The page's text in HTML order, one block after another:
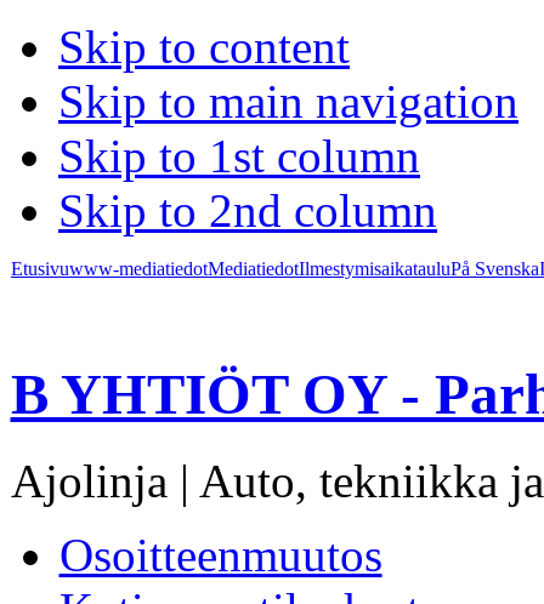
Skip to content
Skip to main navigation
Skip to 1st column
Skip to 2nd column
Etusivuwww-mediatiedotMediatiedotIlmestymisaikatauluPå Svenska
B YHTIÖT OY -
Ajolinja | Auto, tekniikka
Osoitteenmuutos